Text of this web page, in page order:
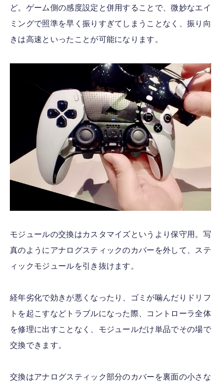
ど。ゲーム側の感度設定と併用することで、微妙なエイ
ミングで照準を早く振りすぎてしまうことなく、振り向
きは高速といったことが可能になります。
モジュールの交換はカスタマイズというより保守用。写
真のようにアナログスティックのカバーを外して、ステ
ィックモジュールを引き抜けます。
経年劣化で効きが悪くなったり、ゴミが噛んだりドリフ
トを起こすなどトラブルになった際、コントローラ全体
を修理に出すことなく、モジュールだけ単品でその場で
交換できます。
交換はアナログスティック部分のカバーを裏面の小さな